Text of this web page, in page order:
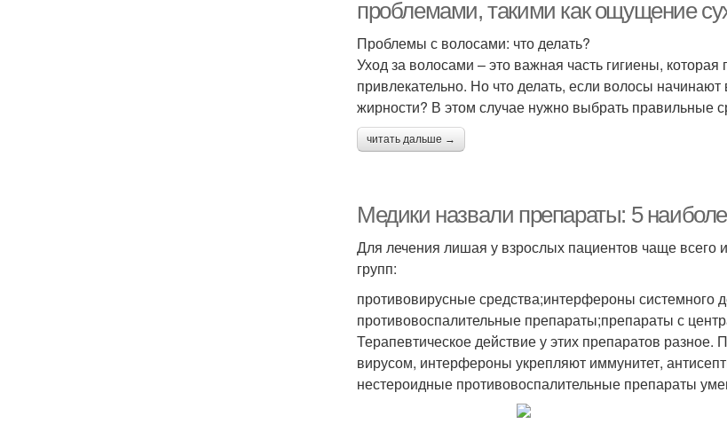
проблемами, такими как ощущение
Проблемы с волосами: что делать?
Уход за волосами – это важная часть гигиены,
привлекательно. Но что делать, если волосы
жирности? В этом случае нужно выбрать правильные
читать дальше →
Медики назвали препараты: 5
Для лечения лишая у взрослых пациентов чаще
групп:
противовирусные средства;интерфероны системного
противовоспалительные препараты;препараты с
Терапевтическое действие у этих препаратов
вирусом, интерфероны укрепляют иммунитет,
нестероидные противовоспалительные препараты